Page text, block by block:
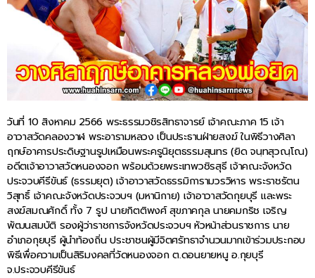
วันที่ 10 สิงหาคม 2566 พระธรรมวชิรสิทธาจารย์ เจ้าคณะภาค 15 เจ้า
อาวาสวัดคลองวาฬ พระอารามหลวง เป็นประธานฝ่ายสงฆ์ ในพิธีวางศิลา
ฤกษ์อาคารประดิษฐานรูปเหมือนพระครูนิยุตธรรมสุนทร (ยิด จนฺทสุวณฺโณ)
อดีตเจ้าอาวาสวัดหนองจอก พร้อมด้วยพระเทพวชิรสุธี เจ้าคณะจังหวัด
ประจวบคีรีขันธ์ (ธรรมยุต) เจ้าอาวาสวัดธรรมิการามวรวิหาร พระราชรัตน
วิสุทธิ์ เจ้าคณะจังหวัดประจวบฯ (มหานิกาย) เจ้าอาวาสวัดกุยบุรี และพระ
สงฆ์สมณศักดิ์ ทั้ง 7 รูป นายกิตติพงศ์ สุขภาคกุล นายคมกริช เจริญ
พัฒนสมบัติ รองผู้ว่าราชการจังหวัดประจวบฯ หัวหน้าส่วนราชการ นาย
อำเภอกุยบุรี ผู้นำท้องถิ่น ประชาชนผู้มีจิตศรัทธาจำนวนมากเข้าร่วมประกอบ
พิธีเพื่อความเป็นสิริมงคลที่วัดหนองจอก ต.ดอนยายหนู อ.กุยบุรี
จ.ประจวบคีรีขันธ์